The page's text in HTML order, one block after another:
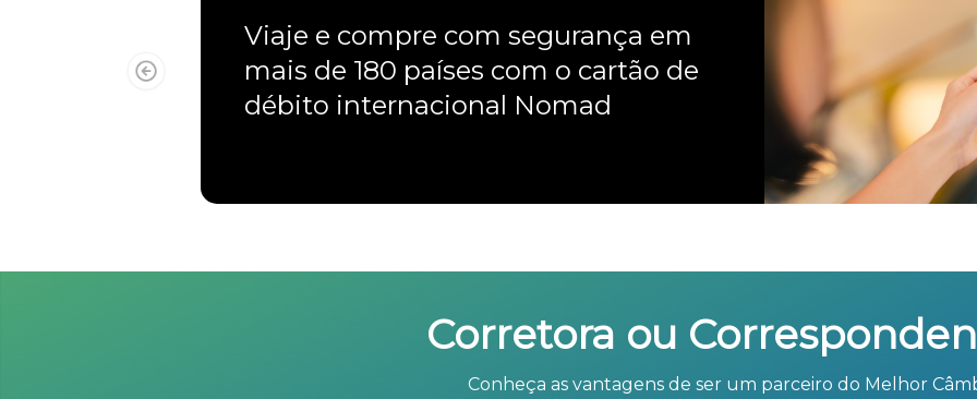
Viaje e compre com segurança em
mais de 180 países com o cartão de
débito internacional Nomad
Corretora ou
Conheça as vantagens de ser um parceiro do Melhor